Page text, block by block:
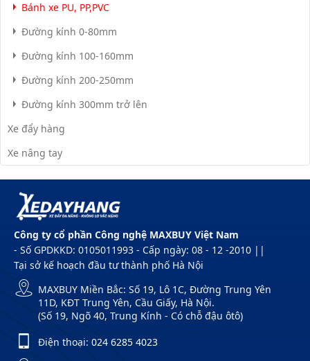
Bánh xe PU, PP,PVC
Đường kính 0-80mm
Đường kính 100-160mm
Đường kính 200-250mm
Đường kính 300mm trở lên
Xe đẩy hàng
Xe nâng tay
Công ty cổ phần Công nghệ MAXBUY Việt Nam
- Số GPDKKD: 0105011993 - Cấp ngày: 08 - 12 -2010 ||
Tại sở kế hoạch đầu tư thành phố Hà Nội
MAXBUY Miền Bắc: Số 19, Lô 1C, Đường Trung Yên
11D, KĐT Trung Yên, Cầu Giấy, Hà Nội.
(Số 19, Ngõ 40, Trung Kính - Có chỗ đậu ôtô)
Điện thoại: 024 6285 4023